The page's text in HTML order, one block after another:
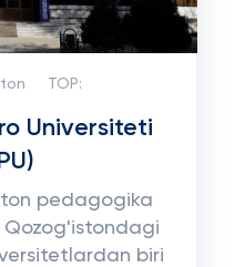
TOP:
Universiteti
pedagogika
Qozog'istondagi
biri